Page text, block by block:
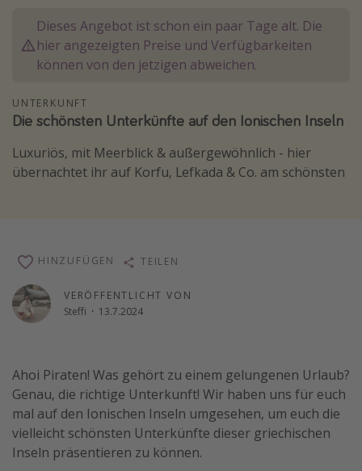
Lombardei
Korsika
Gambia
Reisethemen
Alle Reisethemen
Städtereisen
Abenteuerurlaub
Skiurlaub
Reise Journal
Schönste Naturwunder der Welt
Digital Nomad Tipps
Beste Reiseziele 20225
Dieses Angebot ist schon ein paar Tage alt. Die
hier angezeigten Preise und Verfügbarkeiten
können von den jetzigen abweichen.
UNTERKUNFT
Die schönsten Unterkünfte auf den Ionischen Inseln
Luxuriös, mit Meerblick & außergewöhnlich - hier
übernachtet ihr auf Korfu, Lefkada & Co. am schönsten
VERÖFFENTLICHT VON
Steffi · 13.7.2024
HINZUFÜGEN TEILEN
Ahoi Piraten! Was gehört zu einem gelungenen Urlaub?
Genau, die richtige Unterkunft! Wir haben uns für euch
mal auf den Ionischen Inseln umgesehen, um euch die
vielleicht schönsten Unterkünfte dieser griechischen
Inseln präsentieren zu können.